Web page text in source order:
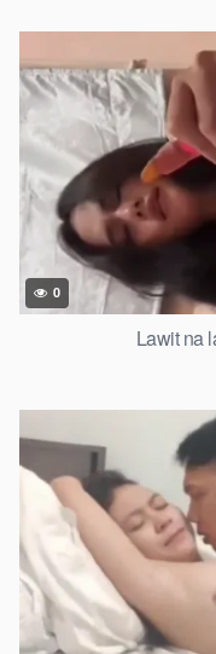
0
Lawit na